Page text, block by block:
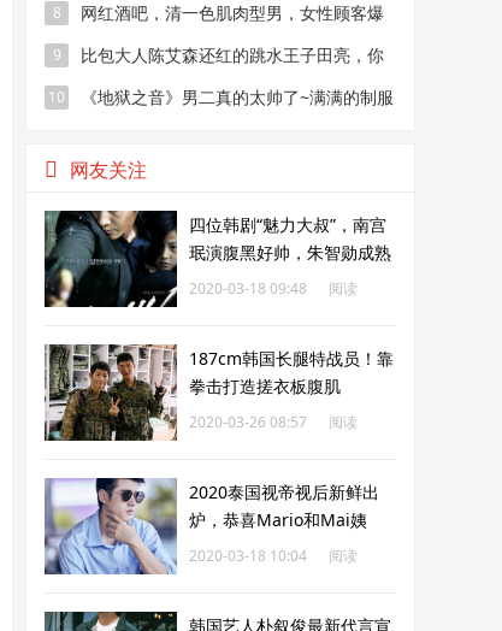
胡一天、王一博、肖战上榜
8
网红酒吧，清一色肌肉型男，女性顾客爆
满
9
比包大人陈艾森还红的跳水王子田亮，你
还记得吗？
10
《地狱之音》男二真的太帅了~满满的制服
网友关注
四位韩剧“魅力大叔”，南宫
珉演腹黑好帅，朱智勋成熟
男人味爆棚
2020-03-18 09:48
阅读
187cm韩国长腿特战员！靠
拳击打造搓衣板腹肌
2020-03-26 08:57
阅读
2020泰国视帝视后新鲜出
炉，恭喜Mario和Mai姨
2020-03-18 10:04
阅读
韩国艺人朴叙俊最新代言宣